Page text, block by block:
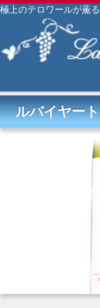
極上のテロワールが薫
ルバイヤー